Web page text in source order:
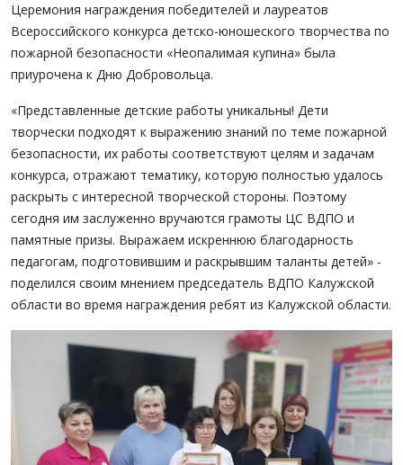
Церемония награждения победителей и лауреатов
Всероссийского конкурса детско-юношеского творчества по
пожарной безопасности «Неопалимая купина» была
приурочена к Дню Добровольца.
«Представленные детские работы уникальны! Дети
творчески подходят к выражению знаний по теме пожарной
безопасности, их работы соответствуют целям и задачам
конкурса, отражают тематику, которую полностью удалось
раскрыть с интересной творческой стороны. Поэтому
сегодня им заслуженно вручаются грамоты ЦС ВДПО и
памятные призы. Выражаем искреннюю благодарность
педагогам, подготовившим и раскрывшим таланты детей» -
поделился своим мнением председатель ВДПО Калужской
области во время награждения ребят из Калужской области.